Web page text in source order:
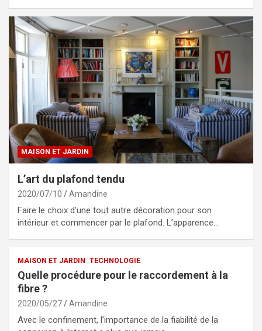
MAISON ET JARDIN
L’art du plafond tendu
2020/07/10 Amandine
Faire le choix d’une tout autre décoration pour son
intérieur et commencer par le plafond. L’apparence…
MAISON ET JARDIN TECHNOLOGIE
Quelle procédure pour le raccordement à la
fibre ?
2020/05/27 Amandine
Avec le confinement, l’importance de la fiabilité de la